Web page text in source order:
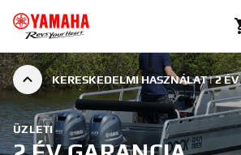
KERESKEDELMI HASZNÁLAT | 2 ÉV
ÜZLETI